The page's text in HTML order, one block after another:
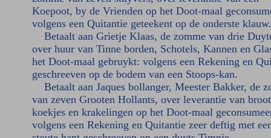
Koepoot, by de Vrienden op het Doot-maal
volgens een Quitantie geteekent op de onderste klauw.
Betaalt aan Grietje Klaas, de zomme van drie
over huur van Tinne borden, Schotels, Kannen en
het Doot-maal gebruykt: volgens een Rekening en
geschreeven op de bodem van een Stoops-kan.
Betaalt aan Jaques bollanger, Meester Bakker, de
van zeven Grooten Hollants, over leverantie van
koekjes en krakelingen op het Doot-maal
volgens een Rekening en Quitantie zeer deftig met